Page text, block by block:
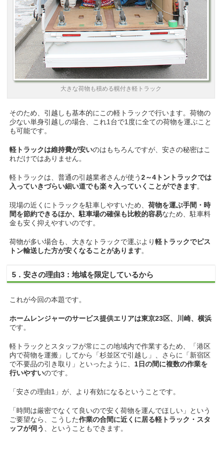
大きな荷物も積める幌付き軽トラック
そのため、引越しも基本的にこの軽トラックで行います。荷物の
少ない単身引越しの場合、これ1台で1度に全ての荷物を運ぶこと
も可能です。
軽トラックは維持費が安いのはもちろんですが、安さの秘密はこ
れだけではありません。
軽トラックは、普通の引越業者さんが使う2～4トントラックでは
入っていきづらい細い道でも楽々入っていくことができます。
現場の近くにトラックを駐車しやすいため、荷物を運ぶ手間・時
間を節約できるほか、駐車場の確保も比較的容易なため、駐車料
金も安く抑えやすいのです。
荷物が多い場合も、大きなトラックで運ぶより軽トラックでピス
トン輸送した方が安くなることがあります。
5．安さの理由3：地域を限定しているから
これが今回の本題です。
ホームレンジャーのサービス提供エリアは東京23区、川崎、横浜
です。
軽トラックとスタッフが常にこの地域内で作業するため、「港区
内で荷物を運搬」してから「杉並区で引越し」、さらに「新宿区
で不要品の引き取り」といったように、 1日の間に複数の作業を
行いやすいのです。
「安さの理由1」が、より有効になるということです。
「時間は厳密でなくて良いので安く荷物を運んでほしい」という
ご要望なら、こうした作業の合間に近くに居る軽トラック・スタ
ッフが伺う
、ということもできます。